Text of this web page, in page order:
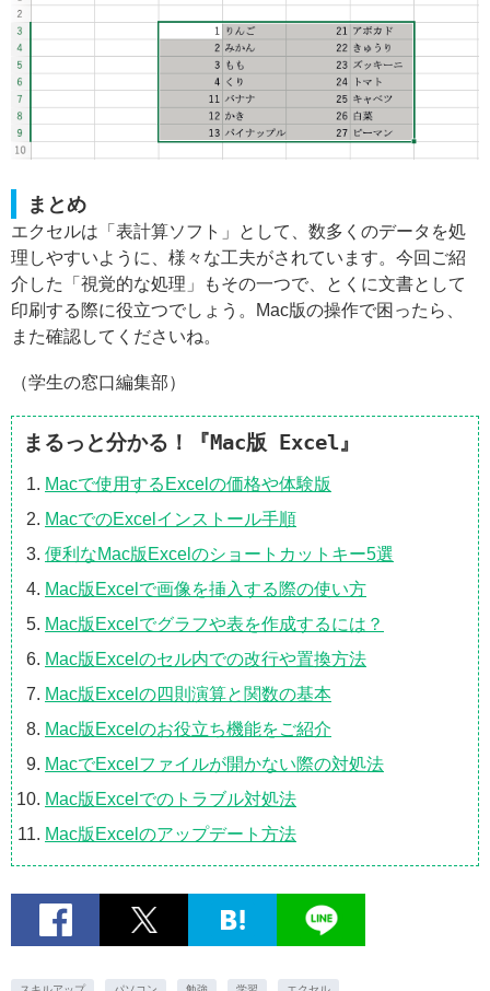
まとめ
エクセルは「表計算ソフト」として、数多くのデータを処
理しやすいように、様々な工夫がされています。今回ご紹
介した「視覚的な処理」もその一つで、とくに文書として
印刷する際に役立つでしょう。Mac版の操作で困ったら、
また確認してくださいね。
（学生の窓口編集部）
まるっと分かる！『Mac版 Excel』
Macで使用するExcelの価格や体験版
MacでのExcelインストール手順
便利なMac版Excelのショートカットキー5選
Mac版Excelで画像を挿入する際の使い方
Mac版Excelでグラフや表を作成するには？
Mac版Excelのセル内での改行や置換方法
Mac版Excelの四則演算と関数の基本
Mac版Excelのお役立ち機能をご紹介
MacでExcelファイルが開かない際の対処法
Mac版Excelでのトラブル対処法
Mac版Excelのアップデート方法